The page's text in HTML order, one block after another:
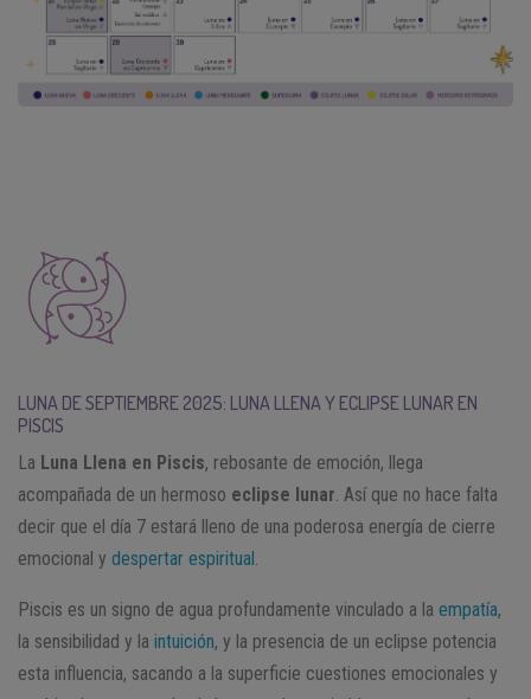
LUNA DE SEPTIEMBRE 2025: LUNA LLENA Y ECLIPSE LUNAR EN
PISCIS
La Luna Llena en Piscis, rebosante de emoción, llega
acompañada de un hermoso eclipse lunar. Así que no hace falta
decir que el día 7 estará lleno de una poderosa energía de cierre
emocional y despertar espiritual .
Piscis es un signo de agua profundamente vinculado a la empatía,
la sensibilidad y la intuición, y la presencia de un eclipse potencia
esta influencia, sacando a la superficie cuestiones emocionales y